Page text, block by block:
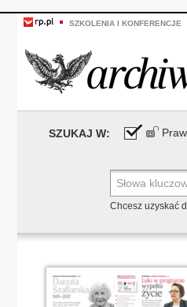
SZKOLENIA I KONFERENCJE
SZUKAJ W:
Chcesz uzyskać